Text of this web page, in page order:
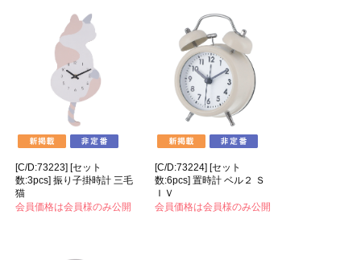
[C/D:73223] [セット
数:3pcs] 振り子掛時計 三毛
猫
会員価格は会員様のみ公開
[C/D:73224] [セット
数:6pcs] 置時計 ベル２ Ｓ
ＩＶ
会員価格は会員様のみ公開